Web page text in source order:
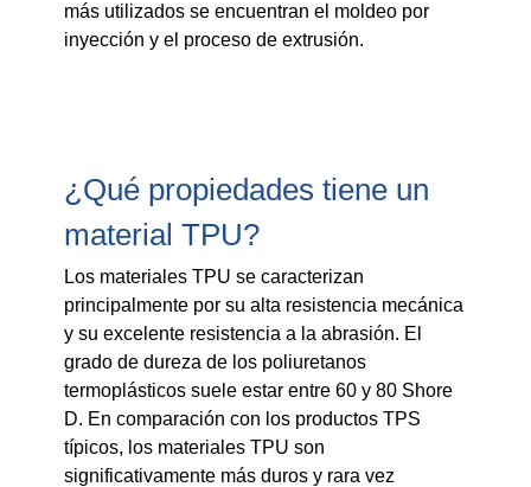
más utilizados se encuentran el moldeo por
inyección y el proceso de extrusión.
¿Qué propiedades tiene un
material TPU?
Los materiales TPU se caracterizan
principalmente por su alta resistencia mecánica
y su excelente resistencia a la abrasión. El
grado de dureza de los poliuretanos
termoplásticos suele estar entre 60 y 80 Shore
D. En comparación con los productos TPS
típicos, los materiales TPU son
significativamente más duros y rara vez